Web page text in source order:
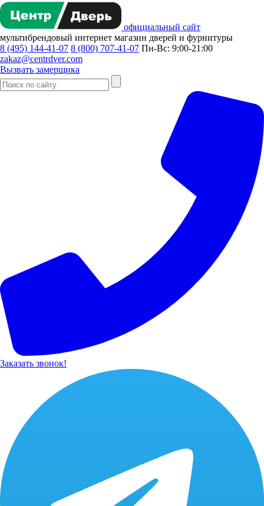
официальный сайт
мультибрендовый интернет магазин дверей и фурнитуры
8 (495) 144-41-07 8 (800) 707-41-07 Пн-Вс: 9:00-21:00
zakaz@centrdver.com
Вызвать замерщика
Заказать звонок!